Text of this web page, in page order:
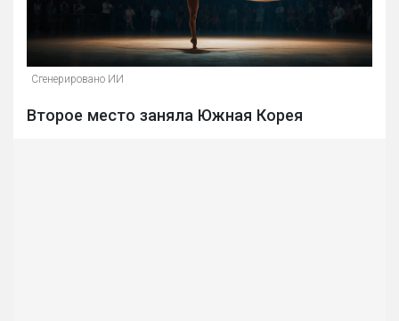
Сгенерировано ИИ
Второе место заняла Южная Корея